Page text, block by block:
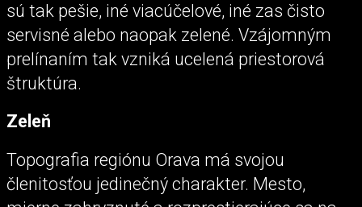
sú tak pešie, iné viacúčelové, iné zas čisto
servisné alebo naopak zelené. Vzájomným
prelínaním tak vzniká ucelená priestorová
štruktúra.
Zeleň
Topografia regiónu Orava má svojou
členitosťou jedinečný charakter. Mesto,